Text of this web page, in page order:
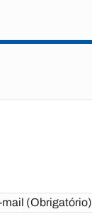
mail (Obrigatório)